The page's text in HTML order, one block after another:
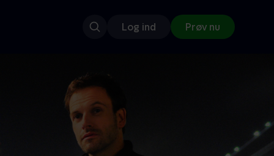
Log ind Prøv nu